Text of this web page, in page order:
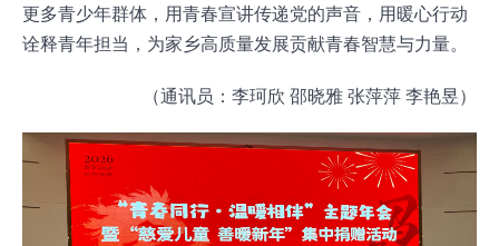
更多青少年群体，用青春宣讲传递党的声音，用暖心行动
诠释青年担当，为家乡高质量发展贡献青春智慧与力量。
（通讯员：李珂欣 邵晓雅 张萍萍 李艳昱）